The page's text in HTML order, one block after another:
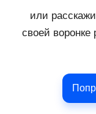
или
своей